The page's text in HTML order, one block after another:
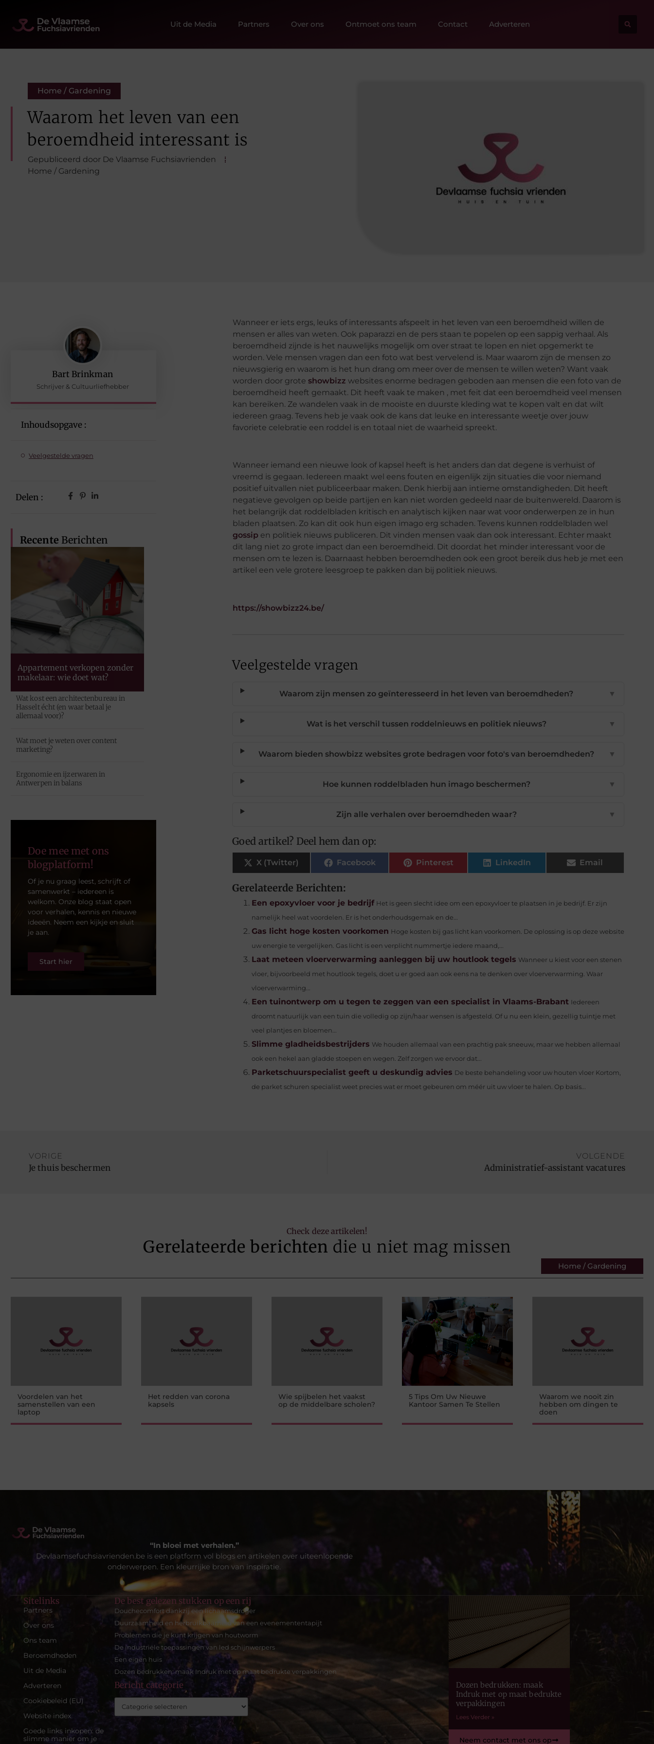
Uit de Media Partners Over ons Ontmoet ons team Contact Adverteren
Home / Gardening
Waarom het leven van een
beroemdheid interessant is
Gepubliceerd door De Vlaamse Fuchsiavrienden
Home / Gardening
Bart Brinkman
Schrijver & Cultuurliefhebber
Inhoudsopgave :
Veelgestelde vragen
Delen :
Recente Berichten
Appartement verkopen zonder
makelaar: wie doet wat?
Wat kost een architectenbureau in
Hasselt écht (en waar betaal je
allemaal voor)?
Wat moet je weten over content
marketing?
Ergonomie en ijzerwaren in
Antwerpen in balans
Doe mee met ons
blogplatform!
Of je nu graag leest, schrijft of
samenwerkt – iedereen is
welkom. Onze blog staat open
voor verhalen, kennis en nieuwe
ideeën. Neem een kijkje en sluit
je aan.
Start hier
Wanneer er iets ergs, leuks of interessants afspeelt in het leven van een beroemdheid willen de
mensen er alles van weten. Ook paparazzi en de pers staan te popelen op een sappig verhaal. Als
beroemdheid zijnde is het nauwelijks mogelijk om over straat te lopen en niet opgemerkt te
worden. Vele mensen vragen dan een foto wat best vervelend is. Maar waarom zijn de mensen zo
nieuwsgierig en waarom is het hun drang om meer over de mensen te willen weten? Want vaak
worden door grote showbizz websites enorme bedragen geboden aan mensen die een foto van de
beroemdheid heeft gemaakt. Dit heeft vaak te maken , met feit dat een beroemdheid veel mensen
kan bereiken. Ze wandelen vaak in de mooiste en duurste kleding wat te kopen valt en dat wilt
iedereen graag. Tevens heb je vaak ook de kans dat leuke en interessante weetje over jouw
favoriete celebratie een roddel is en totaal niet de waarheid spreekt.
Wanneer iemand een nieuwe look of kapsel heeft is het anders dan dat degene is verhuist of
vreemd is gegaan. Iedereen maakt wel eens fouten en eigenlijk zijn situaties die voor niemand
positief uitvallen niet publiceerbaar maken. Denk hierbij aan intieme omstandigheden. Dit heeft
negatieve gevolgen op beide partijen en kan niet worden gedeeld naar de buitenwereld. Daarom is
het belangrijk dat roddelbladen kritisch en analytisch kijken naar wat voor onderwerpen ze in hun
bladen plaatsen. Zo kan dit ook hun eigen imago erg schaden. Tevens kunnen roddelbladen wel
gossip en politiek nieuws publiceren. Dit vinden mensen vaak dan ook interessant. Echter maakt
dit lang niet zo grote impact dan een beroemdheid. Dit doordat het minder interessant voor de
mensen om te lezen is. Daarnaast hebben beroemdheden ook een groot bereik dus heb je met een
artikel een vele grotere leesgroep te pakken dan bij politiek nieuws.
https://showbizz24.be/
Veelgestelde vragen
Waarom zijn mensen zo geïnteresseerd in het leven van beroemdheden? ▼
Wat is het verschil tussen roddelnieuws en politiek nieuws? ▼
Waarom bieden showbizz websites grote bedragen voor foto's van beroemdheden? ▼
Hoe kunnen roddelbladen hun imago beschermen? ▼
Zijn alle verhalen over beroemdheden waar? ▼
Goed artikel? Deel hem dan op:
X (Twitter) Facebook Pinterest LinkedIn Email
Gerelateerde Berichten:
Een epoxyvloer voor je bedrijf Het is geen slecht idee om een epoxyvloer te plaatsen in je bedrijf. Er zijn
namelijk heel wat voordelen. Er is het onderhoudsgemak en de...
Gas licht hoge kosten voorkomen Hoge kosten bij gas licht kan voorkomen. De oplossing is op deze website
uw energie te vergelijken. Gas licht is een verplicht nummertje iedere maand,...
Laat meteen vloerverwarming aanleggen bij uw houtlook tegels Wanneer u kiest voor een stenen
vloer, bijvoorbeeld met houtlook tegels, doet u er goed aan ook eens na te denken over vloerverwarming. Waar
vloerverwarming...
Een tuinontwerp om u tegen te zeggen van een specialist in Vlaams-Brabant Iedereen
droomt natuurlijk van een tuin die volledig op zijn/haar wensen is afgesteld. Of u nu een klein, gezellig tuintje met
veel plantjes en bloemen...
Slimme gladheidsbestrijders We houden allemaal van een prachtig pak sneeuw, maar we hebben allemaal
ook een hekel aan gladde stoepen en wegen. Zelf zorgen we ervoor dat...
Parketschuurspecialist geeft u deskundig advies De beste behandeling voor uw houten vloer Kortom,
de parket schuren specialist weet precies wat er moet gebeuren om méér uit uw vloer te halen. Op basis...
VORIGE
Je thuis beschermen
VOLGENDE
Administratief-assistant vacatures
Check deze artikelen!
Gerelateerde berichten die u niet mag missen
Home / Gardening
Voordelen van het
samenstellen van een
laptop
Het redden van corona
kapsels
Wie spijbelen het vaakst
op de middelbare scholen?
5 Tips Om Uw Nieuwe
Kantoor Samen Te Stellen
Waarom we nooit zin
hebben om dingen te
doen
“In bloei met verhalen.”
Devlaamsefuchsiavrienden.be is een platform vol blogs en artikelen over uiteenlopende
onderwerpen. Een kleurrijke bron van inspiratie.
Sitelinks
Partners
Over ons
Ons team
Beroemdheden
Uit de Media
Adverteren
Cookiebeleid (EU)
Website index
Goede links inkopen: de
slimme manier om je
De best gelezen stukken op een rij
Douchecomfort dankzij een lichaamsdroger
Duurzaamheid en herbruikbaarheid van een evenemententapijt
Problemen die je kunt krijgen van houtworm
De industriële toepassingen van led schijnwerpers
Een eigen huis
Dozen bedrukken: maak Indruk met op maat bedrukte verpakkingen
Bericht categorie
Dozen bedrukken: maak
Indruk met op maat bedrukte
verpakkingen
Lees Verder »
Neem contact met ons op